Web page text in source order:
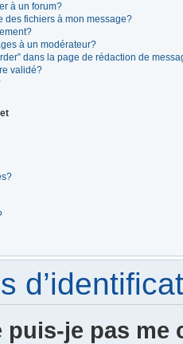
à un forum?
des fichiers à mon message?
à un modérateur?
dans la page de rédaction de
validé?
puis-je pas me